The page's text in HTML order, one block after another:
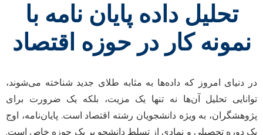
تحلیل داده پایان نامه با
نمونه کار در حوزه اقتصاد
در دنیای امروز که داده‌ها به مثابه طلای جدید شناخته می‌شوند،
توانایی تحلیل آن‌ها نه تنها یک مزیت، بلکه یک ضرورت برای
پژوهشگران، به ویژه دانشجویان رشته اقتصاد است. پایان‌نامه، اوج
یک دوره تحصیلی و نمادی از تسلط دانشجو بر یک حوزه خاص است.